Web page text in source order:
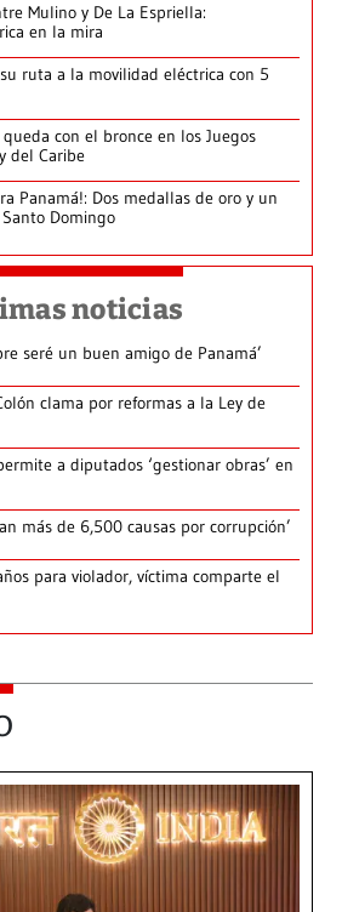
Mulino y De La Espriella:
en la mira
ruta a la movilidad eléctrica con 5
con el bronce en los Juegos
del Caribe
Panamá!: Dos medallas de oro y un
Domingo
noticias
seré un buen amigo de Panamá’
clama por reformas a la Ley de
a diputados ‘gestionar obras’ en
más de 6,500 causas por corrupción’
para violador, víctima comparte el